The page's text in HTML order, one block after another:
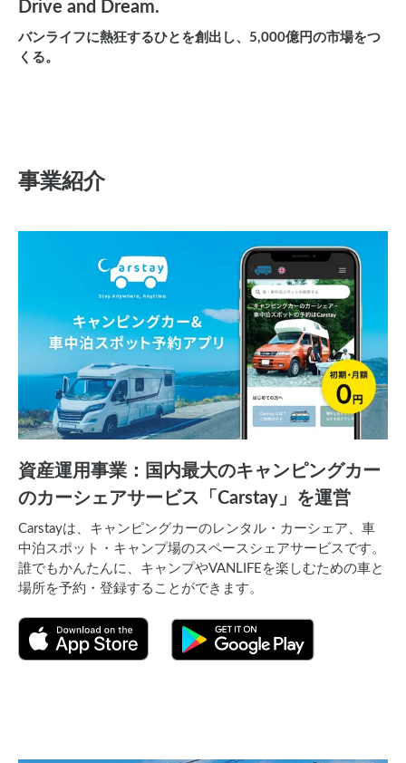
Drive and Dream.
バンライフに熱狂するひとを創出し、5,000億円の市場をつ
くる。
事業紹介
資産運用事業：国内最大のキャンピングカー
のカーシェアサービス「Carstay」を運営
Carstayは、キャンピングカーのレンタル・カーシェア、車
中泊スポット・キャンプ場のスペースシェアサービスです。
誰でもかんたんに、キャンプやVANLIFEを楽しむための車と
場所を予約・登録することができます。